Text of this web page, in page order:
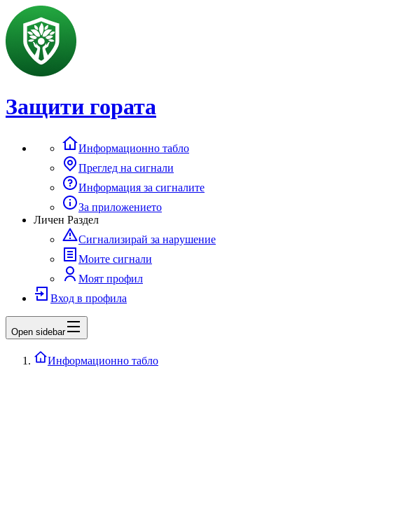
Защити гората
Информационно табло
Преглед на сигнали
Информация за сигналите
За приложението
Личен Раздел
Сигнализирай за нарушение
Моите сигнали
Моят профил
Вход в профила
Open sidebar
Информационно табло